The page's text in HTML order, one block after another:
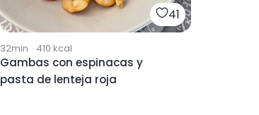
41
32min · 410 kcal
Gambas con espinacas y
pasta de lenteja roja